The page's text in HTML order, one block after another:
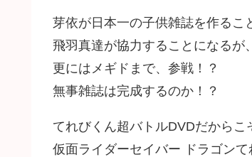
芽依が日本一の子供雑誌を作るこ
飛羽真達が協力することになる
更にはメギドまで、参戦！？
無事雑誌は完成するのか！？
てれびくん超バトルDVDだからこ
仮面ライダーセイバー ドラゴンて